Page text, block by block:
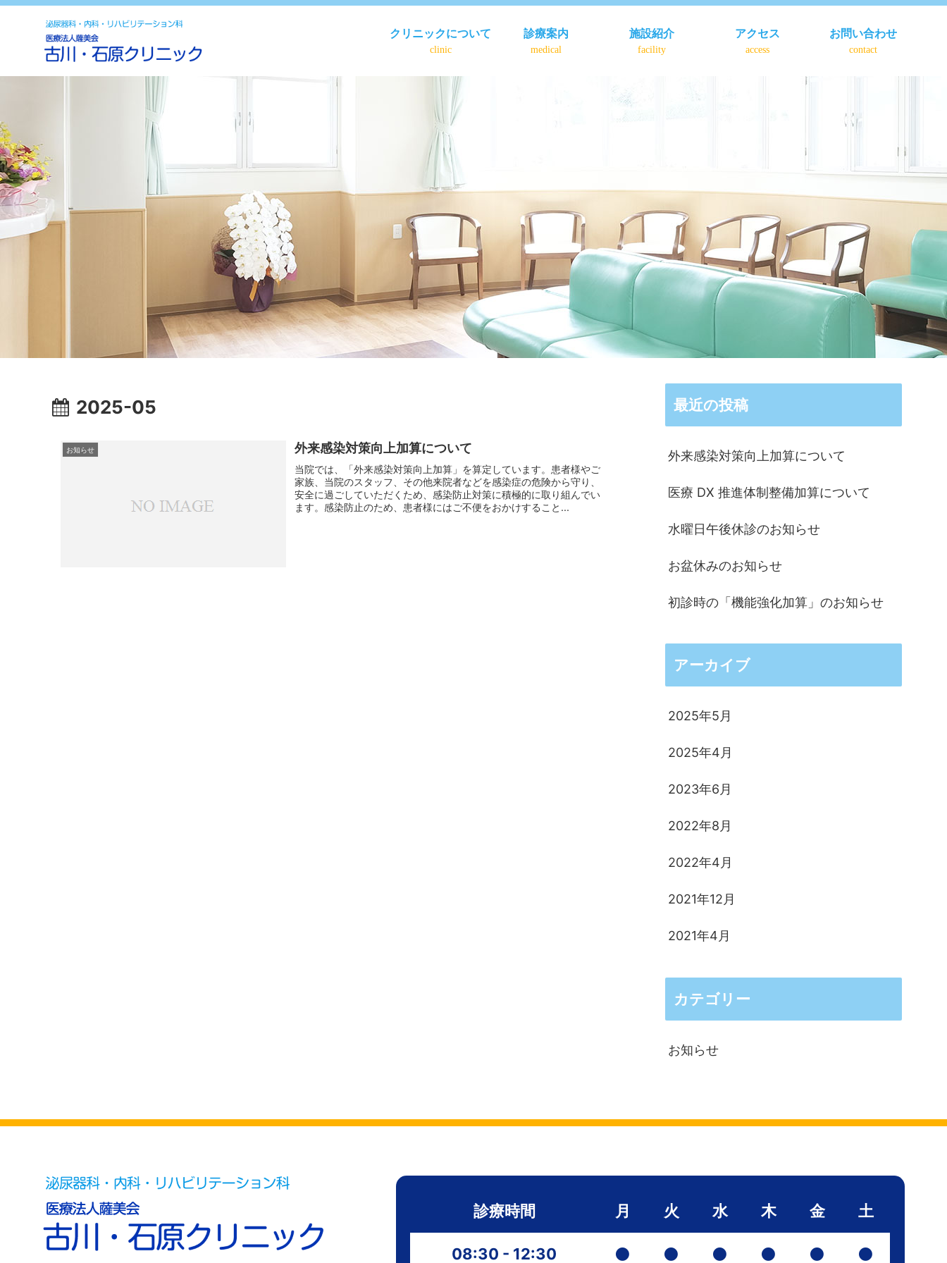
クリニックについて 診療案内 施設紹介 アクセス お問い合わせ
2025-05
お知らせ 外来感染対策向上加算について
当院では、「外来感染対策向上加算」を算定しています。患者様やご
家族、当院のスタッフ、その他来院者などを感染症の危険から守り、
安全に過ごしていただくため、感染防止対策に積極的に取り組んでい
ます。感染防止のため、患者様にはご不便をおかけすること...
最近の投稿
外来感染対策向上加算について
医療 DX 推進体制整備加算について
水曜日午後休診のお知らせ
お盆休みのお知らせ
初診時の「機能強化加算」のお知らせ
アーカイブ
2025年5月
2025年4月
2023年6月
2022年8月
2022年4月
2021年12月
2021年4月
カテゴリー
お知らせ
診療時間 月 火 水 木 金 土
08:30 - 12:30